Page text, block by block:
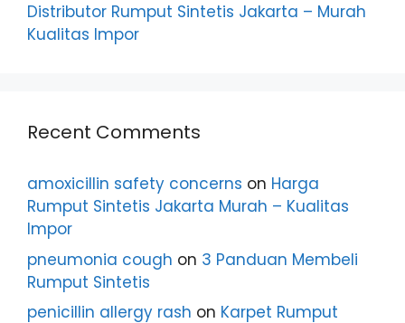
Distributor Rumput Sintetis Jakarta – Murah
Kualitas Impor
Recent Comments
amoxicillin safety concerns on Harga
Rumput Sintetis Jakarta Murah – Kualitas
Impor
pneumonia cough on 3 Panduan Membeli
Rumput Sintetis
penicillin allergy rash on Karpet Rumput